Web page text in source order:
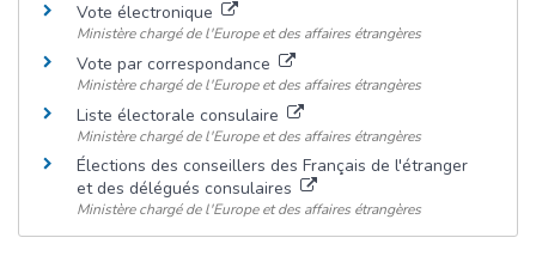
Vote électronique
Ministère chargé de l'Europe et des affaires étrangères
Vote par correspondance
Ministère chargé de l'Europe et des affaires étrangères
Liste électorale consulaire
Ministère chargé de l'Europe et des affaires étrangères
Élections des conseillers des Français de l'étranger
et des délégués consulaires
Ministère chargé de l'Europe et des affaires étrangères